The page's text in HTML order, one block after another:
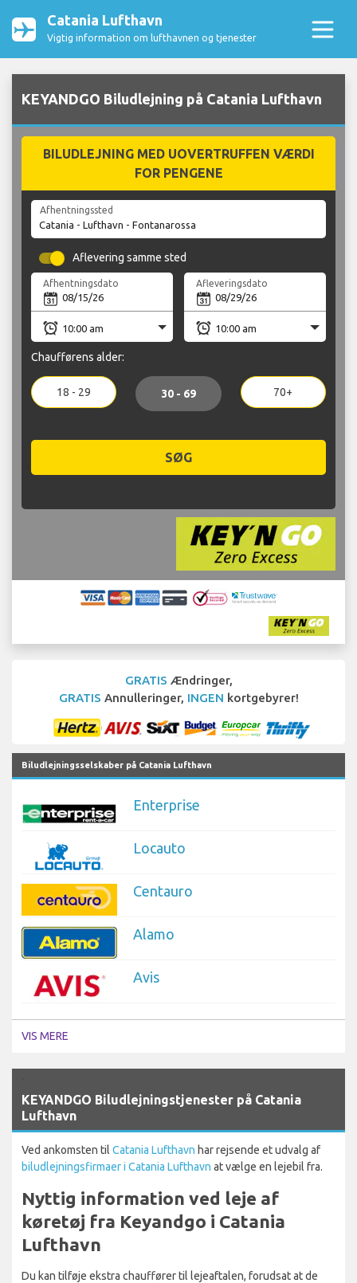
Catania Lufthavn
Vigtig information om lufthavnen og tjenester
KEYANDGO Biludlejning på Catania Lufthavn
BILUDLEJNING MED UOVERTRUFFEN VÆRDI
FOR PENGENE
Afhentningssted
Aflevering samme sted
Afhentningsdato Afleveringsdato
Chaufførens alder:
18 - 29 30 - 69 70+
SØG
GRATIS Ændringer,
GRATIS Annulleringer, INGEN kortgebyrer!
Biludlejningsselskaber på Catania Lufthavn
Enterprise
Locauto
Centauro
Alamo
Avis
VIS MERE
KEYANDGO Biludlejningstjenester på Catania
Lufthavn
Ved ankomsten til Catania Lufthavn har rejsende et udvalg af
biludlejningsfirmaer i Catania Lufthavn at vælge en lejebil fra.
Nyttig information ved leje af
køretøj fra Keyandgo i Catania
Lufthavn
Du kan tilføje ekstra chauffører til lejeaftalen, forudsat at de